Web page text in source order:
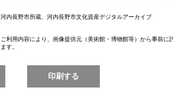
河内長野市所蔵、河内長野市文化資産デジタルアーカイブ
ご利用内容により、画像提供元（美術館・博物館等）から事前に
ます。
印刷する